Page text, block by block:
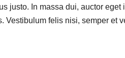
In massa dui, auctor
felis nisi, semper et